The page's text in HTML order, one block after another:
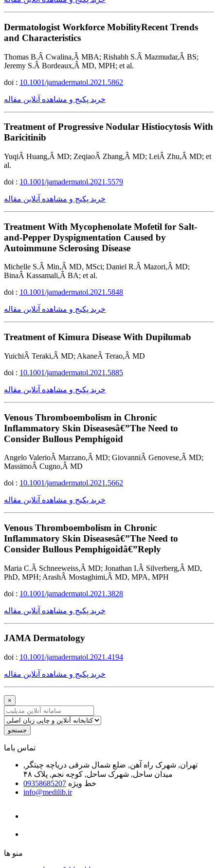
Dermatologist Workforce MobilityRecent Trends
and Characteristics
Thomas B.Â Cwalina,Â MBA; Rishabh S.Â Mazmudar,Â BS;
Jeremy S.Â Bordeaux,Â MD, MPH; et al.
doi : 10.1001/jamadermatol.2021.5862
خرید پکیج و مشاهده آنلاین مقاله
Treatment of Progressive Nodular Histiocytosis With
Baricitinib
YuqiÂ Huang,Â MD; ZeqiaoÂ Zhang,Â MD; LeiÂ Zhu,Â MD; et
al.
doi : 10.1001/jamadermatol.2021.5579
خرید پکیج و مشاهده آنلاین مقاله
Treatment With Mycophenolate Mofetil for Salt-
and-Pepper Dyspigmentation Caused by
Autoimmune Sclerosing Disease
Michelle S.Â Min,Â MD, MSci; Daniel R.Â Mazori,Â MD;
BinaÂ Kassamali,Â BA; et al.
doi : 10.1001/jamadermatol.2021.5848
خرید پکیج و مشاهده آنلاین مقاله
Treatment of Kimura Disease With Dupilumab
YuichiÂ Teraki,Â MD; AkaneÂ Terao,Â MD
doi : 10.1001/jamadermatol.2021.5885
خرید پکیج و مشاهده آنلاین مقاله
Venous Thromboembolism in Chronic
Inflammatory Skin Diseasesâ€”The Need to
Consider Bullous Pemphigoid
Angelo ValerioÂ Marzano,Â MD; GiovanniÂ Genovese,Â MD;
MassimoÂ Cugno,Â MD
doi : 10.1001/jamadermatol.2021.5662
خرید پکیج و مشاهده آنلاین مقاله
Venous Thromboembolism in Chronic
Inflammatory Skin Diseasesâ€”The Need to
Consider Bullous Pemphigoidâ€”Reply
Maria C.Â Schneeweiss,Â MD; Jonathan I.Â Silverberg,Â MD,
PhD, MPH; ArashÂ Mostaghimi,Â MD, MPA, MPH
doi : 10.1001/jamadermatol.2021.3828
خرید پکیج و مشاهده آنلاین مقاله
JAMA Dermatology
doi : 10.1001/jamadermatol.2021.4194
خرید پکیج و مشاهده آنلاین مقاله
×
جستجو
ﺗﻤﺎﺱ ﺑﺎﻣﺎ
تهران, شهرک راه آهن, ضلع شمال شرقی دریاچه چیتگر,
میدان ساحل, شهرک ساحل, کوچه نجم, پلاک ۴۸
خط ویژه 09358685207
info@medilib.ir
ﻣﻨﻮ ﻫﺎ